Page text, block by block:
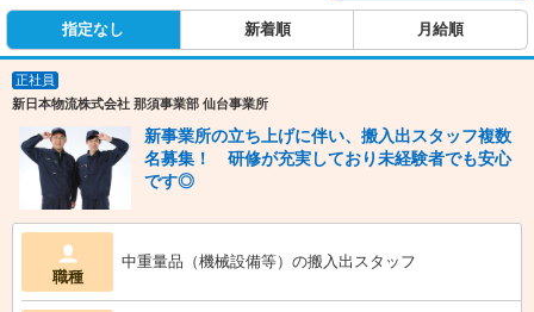
指定なし 新着順 月給順
正社員
新日本物流株式会社 那須事業部 仙台事業所
新事業所の立ち上げに伴い、搬入出スタッフ複数
名募集！ 研修が充実しており未経験者でも安心
です◎
職種
中重量品（機械設備等）の搬入出スタッフ